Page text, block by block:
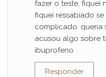
fazer o teste, fiquei
fiquei ressabiado
complicado. queria
acusou algo sobre
ibuprofeno
Responder